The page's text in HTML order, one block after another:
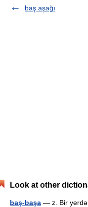
baş aşağı
Look at other
baş-başa — z. Bir